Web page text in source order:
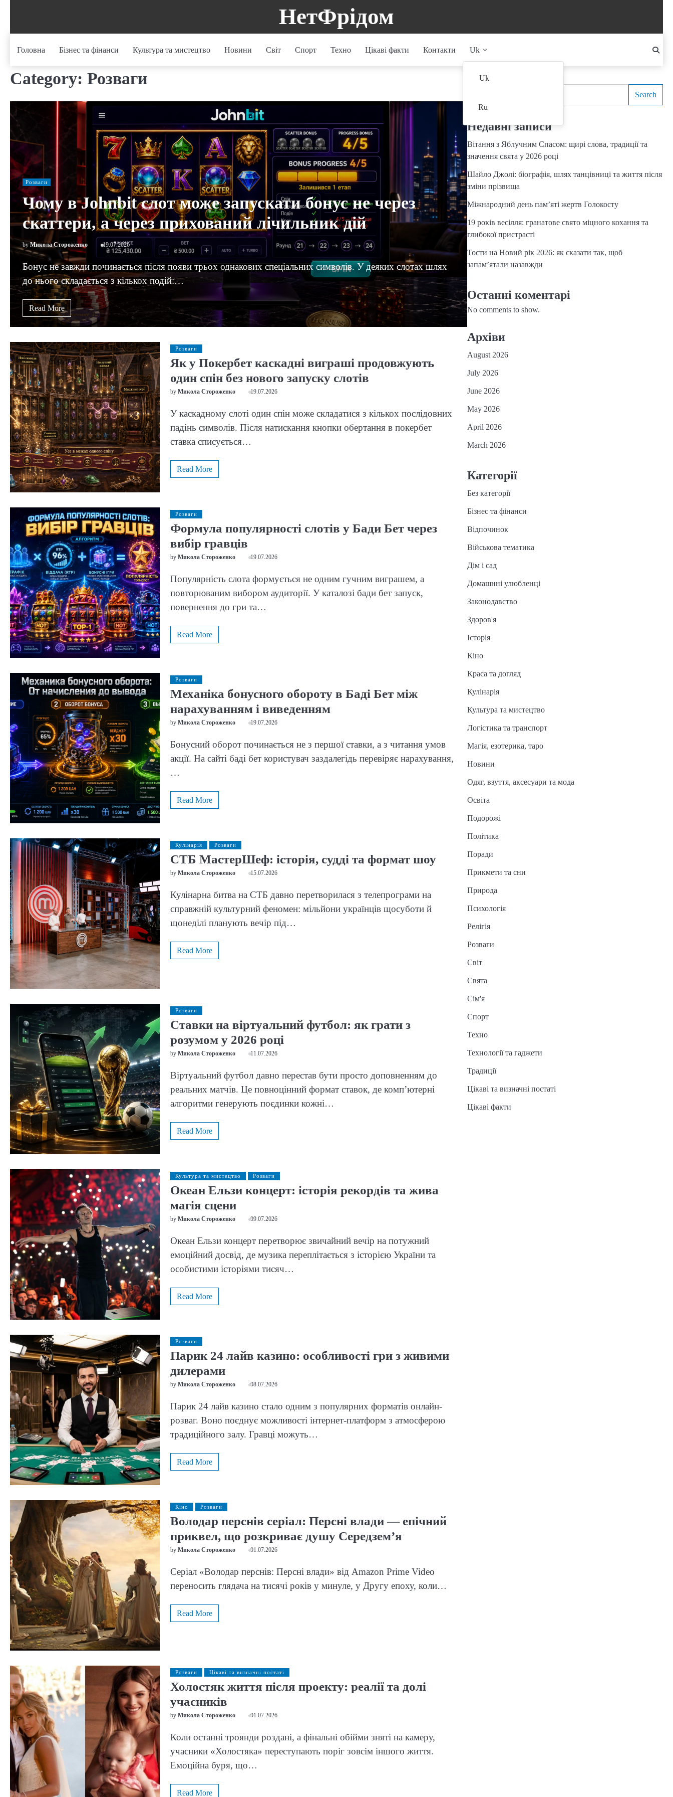
НетФрідом
Головна Бізнес та фінанси Культура та мистецтво Новини Світ Спорт Техно Цікаві факти Контакти Uk
Uk
Ru
Category: Розваги
Розваги
Чому в Johnbit слот може запускати бонус не через
скаттери, а через прихований лічильник дій
by Микола Стороженко 19.07.2026
Бонус не завжди починається після появи трьох однакових спеціальних символів. У деяких слотах шлях
до нього складається з кількох подій:…
Read More
Розваги
Як у Покербет каскадні виграші продовжують
один спін без нового запуску слотів
by Микола Стороженко 19.07.2026
У каскадному слоті один спін може складатися з кількох послідовних
падінь символів. Після натискання кнопки обертання в покербет
ставка списується…
Read More
Розваги
Формула популярності слотів у Бади Бет через
вибір гравців
by Микола Стороженко 19.07.2026
Популярність слота формується не одним гучним виграшем, а
повторюваним вибором аудиторії. У каталозі бади бет запуск,
повернення до гри та…
Read More
Розваги
Механіка бонусного обороту в Баді Бет між
нарахуванням і виведенням
by Микола Стороженко 19.07.2026
Бонусний оборот починається не з першої ставки, а з читання умов
акції. На сайті баді бет користувач заздалегідь перевіряє нарахування,
…
Read More
Кулінарія Розваги
СТБ МастерШеф: історія, судді та формат шоу
by Микола Стороженко 15.07.2026
Кулінарна битва на СТБ давно перетворилася з телепрограми на
справжній культурний феномен: мільйони українців щосуботи й
щонеділі планують вечір під…
Read More
Розваги
Ставки на віртуальний футбол: як грати з
розумом у 2026 році
by Микола Стороженко 11.07.2026
Віртуальний футбол давно перестав бути просто доповненням до
реальних матчів. Це повноцінний формат ставок, де комп’ютерні
алгоритми генерують поєдинки кожні…
Read More
Культура та мистецтво Розваги
Океан Ельзи концерт: історія рекордів та жива
магія сцени
by Микола Стороженко 09.07.2026
Океан Ельзи концерт перетворює звичайний вечір на потужний
емоційний досвід, де музика переплітається з історією України та
особистими історіями тисяч…
Read More
Розваги
Парик 24 лайв казино: особливості гри з живими
дилерами
by Микола Стороженко 08.07.2026
Парик 24 лайв казино стало одним з популярних форматів онлайн-
розваг. Воно поєднує можливості інтернет-платформ з атмосферою
традиційного залу. Гравці можуть…
Read More
Кіно Розваги
Володар перснів серіал: Персні влади — епічний
приквел, що розкриває душу Середзем’я
by Микола Стороженко 01.07.2026
Серіал «Володар перснів: Персні влади» від Amazon Prime Video
переносить глядача на тисячі років у минуле, у Другу епоху, коли…
Read More
Розваги Цікаві та визначні постаті
Холостяк життя після проекту: реалії та долі
учасників
by Микола Стороженко 01.07.2026
Коли останні троянди роздані, а фінальні обійми зняті на камеру,
учасники «Холостяка» переступають поріг зовсім іншого життя.
Емоційна буря, що…
Read More
Search
Недавні записи
Вітання з Яблучним Спасом: щирі слова, традиції та
значення свята у 2026 році
Шайло Джолі: біографія, шлях танцівниці та життя після
зміни прізвища
Міжнародний день пам’яті жертв Голокосту
19 років весілля: гранатове свято міцного кохання та
глибокої пристрасті
Тости на Новий рік 2026: як сказати так, щоб
запам’ятали назавжди
Останні коментарі
No comments to show.
Архіви
August 2026
July 2026
June 2026
May 2026
April 2026
March 2026
Категорії
Без категорії
Бізнес та фінанси
Відпочинок
Військова тематика
Дім і сад
Домашнні улюбленці
Законодавство
Здоров'я
Історія
Кіно
Краса та догляд
Кулінарія
Культура та мистецтво
Логістика та транспорт
Магія, езотерика, таро
Новини
Одяг, взуття, аксесуари та мода
Освіта
Подорожі
Політика
Поради
Прикмети та сни
Природа
Психологія
Релігія
Розваги
Світ
Свята
Сім'я
Спорт
Техно
Технології та гаджети
Традиції
Цікаві та визначні постаті
Цікаві факти